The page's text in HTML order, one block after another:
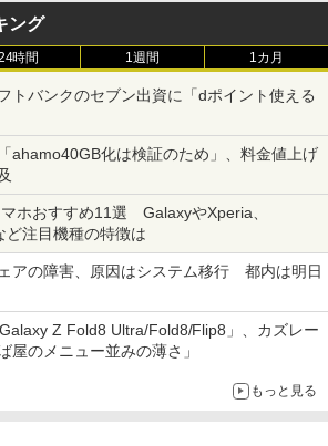
ング
時間 1週間 1カ月
トバンクのセブン出資に「dポイント使える
ahamo40GB化は検証のため」、料金値上げ
ホおすすめ11選 GalaxyやXperia、
ど注目機種の特徴は
アの障害、原因はシステム移行 都内は明日
Z Fold8 Ultra/Fold8/Flip8」、カズレー
屋のメニュー並みの薄さ」
もっと見る